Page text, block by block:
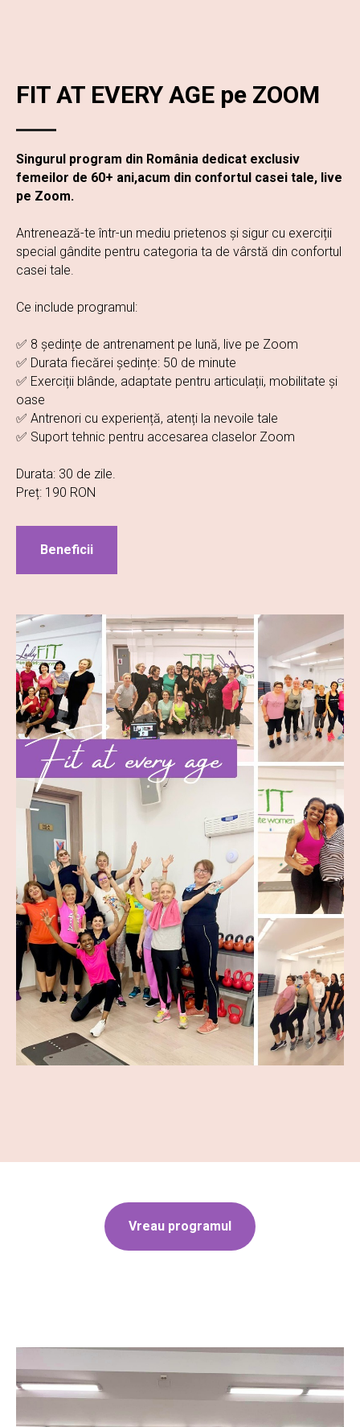
FIT AT EVERY AGE pe ZOOM
Singurul program din România dedicat exclusiv
femeilor de 60+ ani,acum din confortul casei tale, live
pe Zoom.
Antrenează-te într-un mediu prietenos și sigur cu exerciții
special gândite pentru categoria ta de vârstă din confortul
casei tale.
Ce include programul:
✅ 8 ședințe de antrenament pe lună, live pe Zoom
✅ Durata fiecărei ședințe: 50 de minute
✅ Exerciții blânde, adaptate pentru articulații, mobilitate și
oase
✅ Antrenori cu experiență, atenți la nevoile tale
✅ Suport tehnic pentru accesarea claselor Zoom
Durata: 30 de zile.
Preț: 190 RON
Beneficii
Vreau programul